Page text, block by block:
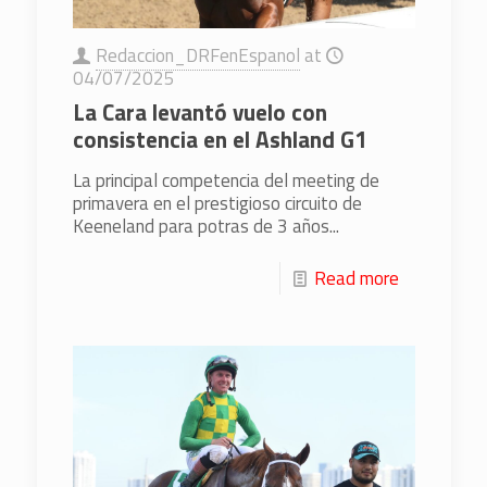
Redaccion_DRFenEspanol at
04/07/2025
La Cara levantó vuelo con
consistencia en el Ashland G1
La principal competencia del meeting de
primavera en el prestigioso circuito de
Keeneland para potras de 3 años...
Read more